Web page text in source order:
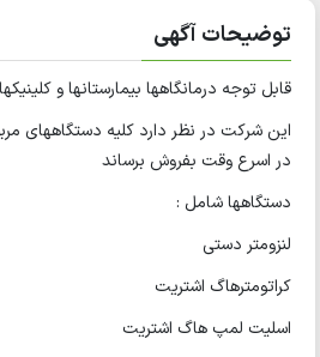
توضیحات آگهی
قابل توجه درمانگاهها بیمارستانها و
این شرکت در نظر دارد کلیه دستگاههای
در اسرع وقت بفروش برساند
دستگاهها شامل :
لنزومتر دستی
کراتومترهاگ اشتریت
اسلیت لمپ هاگ اشتریت